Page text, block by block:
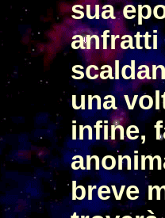
sua
anfratti
una
infine,
breve